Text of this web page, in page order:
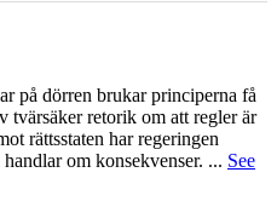
på dörren brukar principerna få
tvärsäker retorik om att regler är
rättsstaten har regeringen
om konsekvenser. ... See